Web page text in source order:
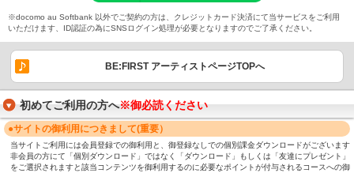
※docomo au Softbank 以外でご契約の方は、クレジットカード決済にて当サービスをご利用
いただけます、ID認証の為にSNSログイン処理が必要となりますのでご了承ください。
BE:FIRST アーティストページTOPへ
初めてご利用の方へ※御必読ください
●サイトの御利用につきまして(重要）
当サイトご利用には会員登録での御利用と、御登録なしでの個別課金ダウンロードがございます
非会員の方にて「個別ダウンロード」ではなく「ダウンロード」もしくは「友達にプレゼント」
をご選択されますと該当コンテンツを御利用するのに必要なポイントが付与されるコースへの御